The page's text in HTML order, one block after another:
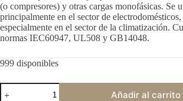
(o compresores) y otras cargas monofásicas. Se
principalmente en el sector de electrodomésticos,
especialmente en el sector de la climatización.
normas IEC60947, UL508 y GB14048.
999 disponibles
Añadir al carrito